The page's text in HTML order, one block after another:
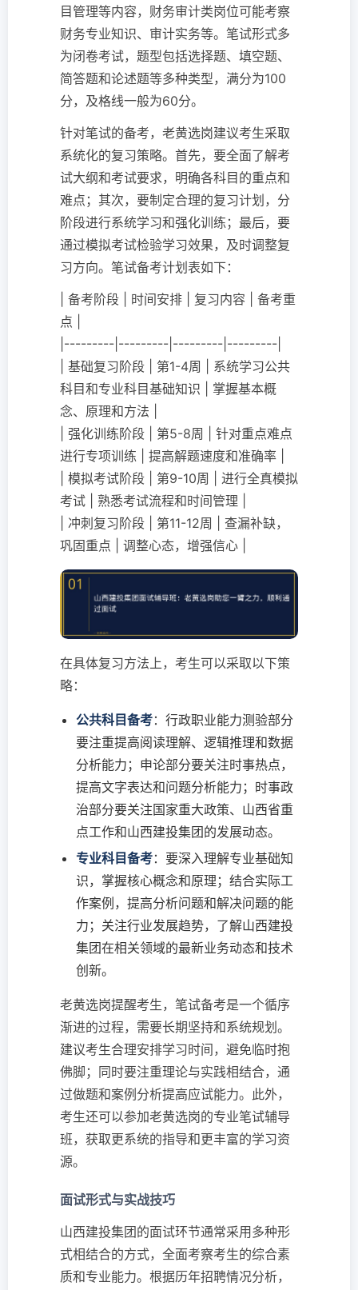
目管理等内容，财务审计类岗位可能考察
财务专业知识、审计实务等。笔试形式多
为闭卷考试，题型包括选择题、填空题、
简答题和论述题等多种类型，满分为100
分，及格线一般为60分。
针对笔试的备考，老黄选岗建议考生采取
系统化的复习策略。首先，要全面了解考
试大纲和考试要求，明确各科目的重点和
难点；其次，要制定合理的复习计划，分
阶段进行系统学习和强化训练；最后，要
通过模拟考试检验学习效果，及时调整复
习方向。笔试备考计划表如下：
| 备考阶段 | 时间安排 | 复习内容 | 备考重
点 |
|---------|---------|---------|---------|
| 基础复习阶段 | 第1-4周 | 系统学习公共
科目和专业科目基础知识 | 掌握基本概
念、原理和方法 |
| 强化训练阶段 | 第5-8周 | 针对重点难点
进行专项训练 | 提高解题速度和准确率 |
| 模拟考试阶段 | 第9-10周 | 进行全真模拟
考试 | 熟悉考试流程和时间管理 |
| 冲刺复习阶段 | 第11-12周 | 查漏补缺，
巩固重点 | 调整心态，增强信心 |
在具体复习方法上，考生可以采取以下策
略：
公共科目备考：行政职业能力测验部分
要注重提高阅读理解、逻辑推理和数据
分析能力；申论部分要关注时事热点，
提高文字表达和问题分析能力；时事政
治部分要关注国家重大政策、山西省重
点工作和山西建投集团的发展动态。
专业科目备考：要深入理解专业基础知
识，掌握核心概念和原理；结合实际工
作案例，提高分析问题和解决问题的能
力；关注行业发展趋势，了解山西建投
集团在相关领域的最新业务动态和技术
创新。
老黄选岗提醒考生，笔试备考是一个循序
渐进的过程，需要长期坚持和系统规划。
建议考生合理安排学习时间，避免临时抱
佛脚；同时要注重理论与实践相结合，通
过做题和案例分析提高应试能力。此外，
考生还可以参加老黄选岗的专业笔试辅导
班，获取更系统的指导和更丰富的学习资
源。
面试形式与实战技巧
山西建投集团的面试环节通常采用多种形
式相结合的方式，全面考察考生的综合素
质和专业能力。根据历年招聘情况分析，